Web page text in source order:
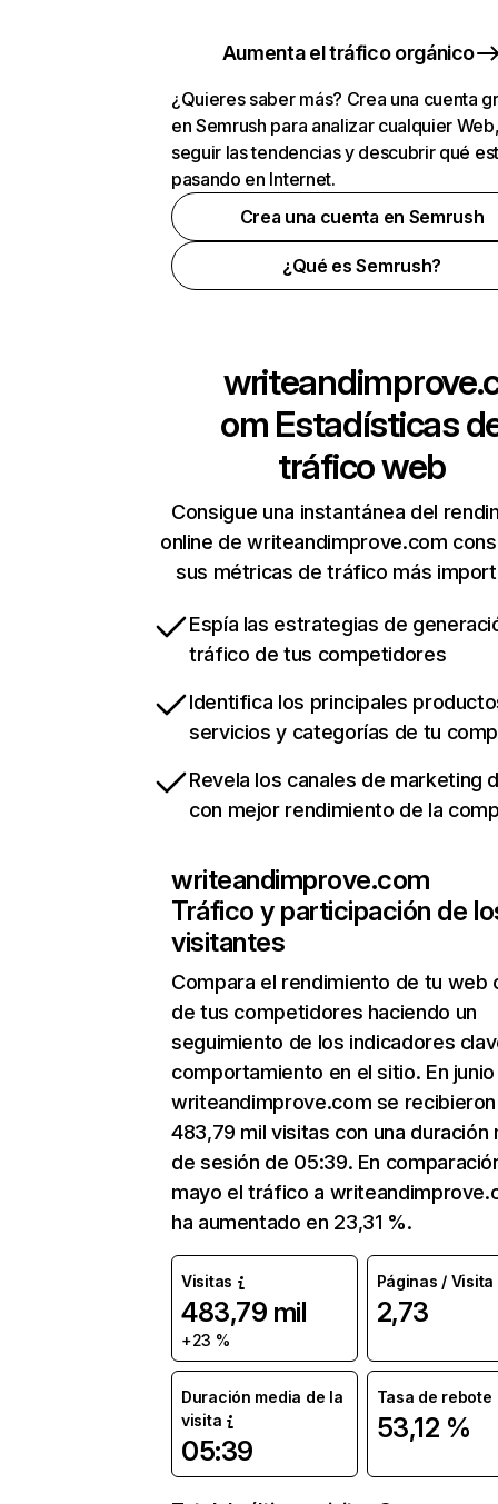
Aumenta el tráfico orgánico
¿Quieres saber más? Crea una cuenta
en Semrush para analizar cualquier
seguir las tendencias y descubrir qué
pasando en Internet.
Crea una cuenta en Semrush
¿Qué es Semrush?
om Estadísticas
tráfico web
Consigue una instantánea del
online de writeandimprove.com
sus métricas de tráfico más
Espía las estrategias de
tráfico de tus competidores
Identifica los principales
servicios y categorías de tu
Revela los canales de marketing
con mejor rendimiento de la
writeandimprove.com
Tráfico y participación de
visitantes
Compara el rendimiento de tu web
de tus competidores haciendo un
seguimiento de los indicadores
comportamiento en el sitio. En junio
writeandimprove.com se recibieron
483,79 mil visitas con una duración
de sesión de 05:39. En
mayo el tráfico a
ha aumentado en 23,31 %.
Visitas
483,79 mil
+23 %
Páginas / Visita
2,73
Duración media de la
visita
05:39
Tasa de rebote
53,12 %